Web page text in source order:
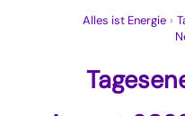
Alles ist Energie ›